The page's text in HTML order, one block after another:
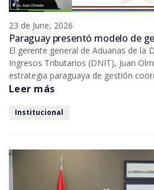
23 de June, 2026
Paraguay presentó modelo de
El gerente general de Aduanas de la
Ingresos Tributarios (DNIT), Juan
estrategia paraguaya de gestión
durante el cuarto webinar de la
facilitación del comercio y la
Leer más
Institucional